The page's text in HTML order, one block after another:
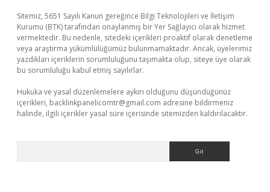
Sitemiz, 5651 Sayılı Kanun gereğince Bilgi Teknolojileri ve İletişim
Kurumu (BTK) tarafından onaylanmış bir Yer Sağlayıcı olarak hizmet
vermektedir. Bu nedenle, sitedeki içerikleri proaktif olarak denetleme
veya araştırma yükümlülüğümüz bulunmamaktadır. Ancak, üyelerimiz
yazdıkları içeriklerin sorumluluğunu taşımakta olup, siteye üye olarak
bu sorumluluğu kabul etmiş sayılırlar.
Hukuka ve yasal düzenlemelere aykırı olduğunu düşündüğünüz
içerikleri, backlinkpanelicomtr@gmail.com adresine bildirmeniz
halinde, ilgili içerikler yasal süre içerisinde sitemizden kaldırılacaktır.